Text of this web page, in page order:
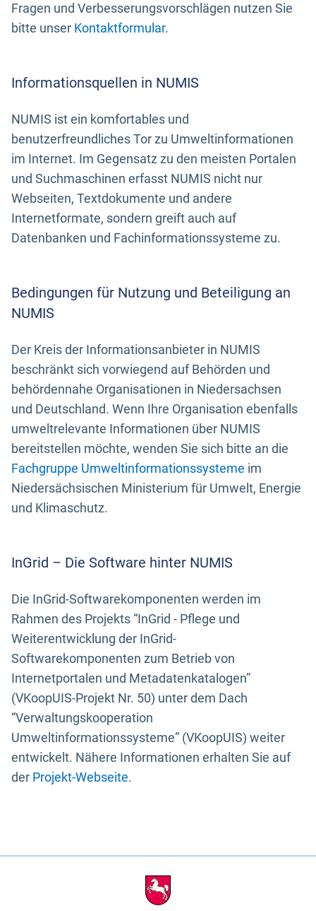
Fragen und Verbesserungsvorschlägen nutzen Sie
bitte unser Kontaktformular.
Informationsquellen in NUMIS
NUMIS ist ein komfortables und
benutzerfreundliches Tor zu Umweltinformationen
im Internet. Im Gegensatz zu den meisten Portalen
und Suchmaschinen erfasst NUMIS nicht nur
Webseiten, Textdokumente und andere
Internetformate, sondern greift auch auf
Datenbanken und Fachinformationssysteme zu.
Bedingungen für Nutzung und Beteiligung an
NUMIS
Der Kreis der Informationsanbieter in NUMIS
beschränkt sich vorwiegend auf Behörden und
behördennahe Organisationen in Niedersachsen
und Deutschland. Wenn Ihre Organisation ebenfalls
umweltrelevante Informationen über NUMIS
bereitstellen möchte, wenden Sie sich bitte an die
Fachgruppe Umweltinformationssysteme im
Niedersächsischen Ministerium für Umwelt, Energie
und Klimaschutz.
InGrid – Die Software hinter NUMIS
Die InGrid-Softwarekomponenten werden im
Rahmen des Projekts “InGrid - Pflege und
Weiterentwicklung der InGrid-
Softwarekomponenten zum Betrieb von
Internetportalen und Metadatenkatalogen”
(VKoopUIS-Projekt Nr. 50) unter dem Dach
“Verwaltungskooperation
Umweltinformationssysteme” (VKoopUIS) weiter
entwickelt. Nähere Informationen erhalten Sie auf
der Projekt-Webseite.